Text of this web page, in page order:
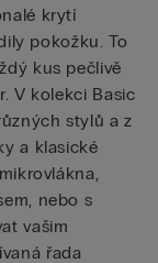
krytí
pokožku. To
kus pečlivě
V kolekci Basic
stylů a z
a klasické
nebo s
vašim
řada